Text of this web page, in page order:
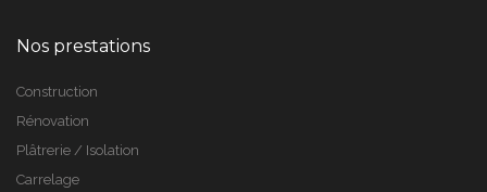
Nos prestations
Construction
Rénovation
Plâtrerie / Isolation
Carrelage